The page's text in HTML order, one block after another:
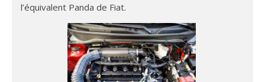
l’équivalent Panda de Fiat.